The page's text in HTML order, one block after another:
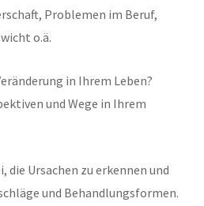
Problemen im Beruf,
o.ä.
in Ihrem Leben?
und Wege in Ihrem
die Ursachen zu erkennen und
und Behandlungsformen.